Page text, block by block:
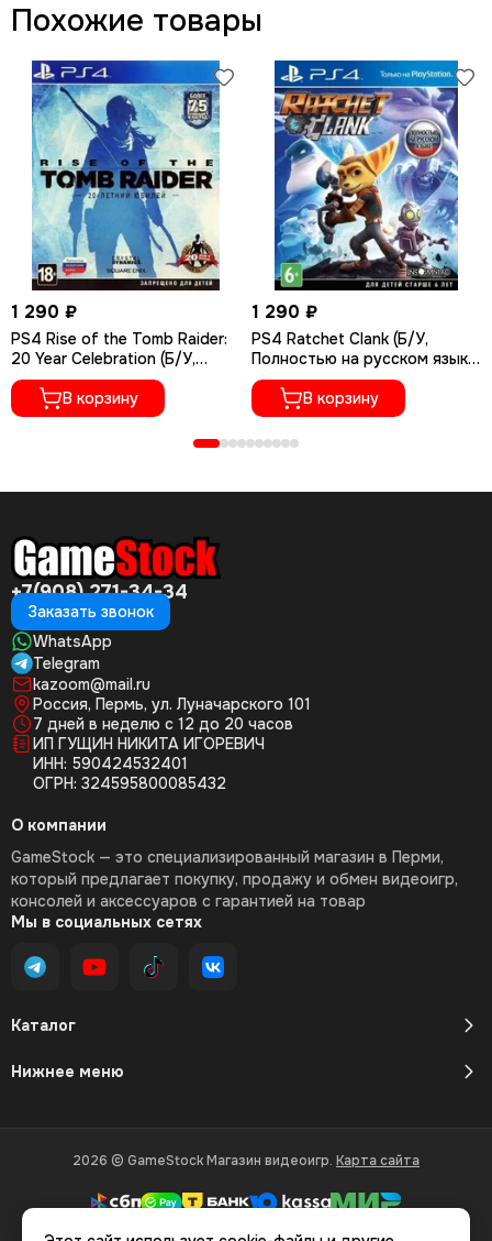
Похожие товары
1 290 ₽
PS4 Rise of the Tomb Raider:
20 Year Celebration (Б/У,
Полностью на русском языке,
CUSA-05716)
В корзину
1 290 ₽
PS4 Ratchet Сlank (Б/У,
Полностью на русском языке,
CUSA-01073)
В корзину
+7(908) 271-34-34
Заказать звонок
WhatsApp
Telegram
kazoom@mail.ru
Россия, Пермь, ул. Луначарского 101
7 дней в неделю с 12 до 20 часов
ИП ГУЩИН НИКИТА ИГОРЕВИЧ
ИНН: 590424532401
ОГРН: 324595800085432
Каталог
Нижнее меню
О компании
GameStock — это специализированный магазин в Перми,
который предлагает покупку, продажу и обмен видеоигр,
консолей и аксессуаров с гарантией на товар
Мы в социальных сетях
2026 © GameStock Магазин видеоигр. Карта сайта